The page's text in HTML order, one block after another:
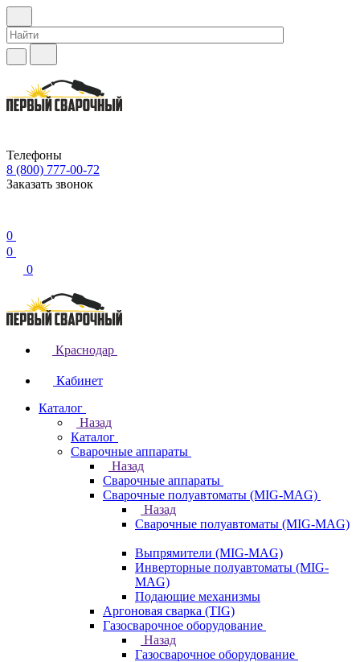
Телефоны
8 (800) 777-00-72
Заказать звонок
0
0
0
Краснодар
Кабинет
Каталог
Назад
Каталог
Сварочные аппараты
Назад
Сварочные аппараты
Сварочные полуавтоматы (MIG-MAG)
Назад
Сварочные полуавтоматы (MIG-MAG)
Выпрямители (MIG-MAG)
Инверторные полуавтоматы (MIG-
MAG)
Подающие механизмы
Аргоновая сварка (TIG)
Газосварочное оборудование
Назад
Газосварочное оборудование